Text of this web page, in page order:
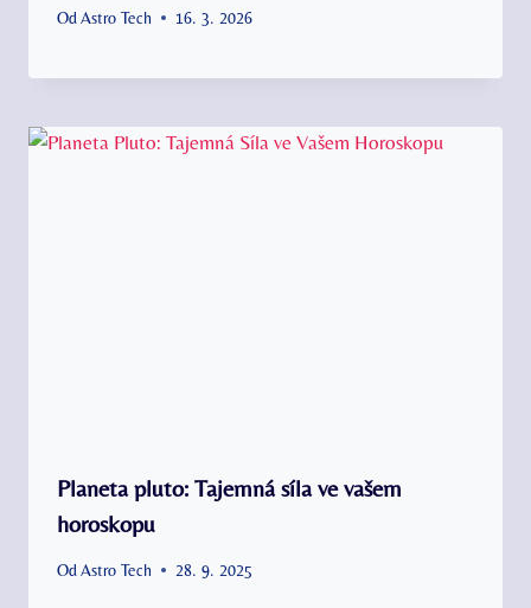
Od Astro Tech 16. 3. 2026
Planeta pluto: Tajemná síla ve vašem
horoskopu
Od Astro Tech 28. 9. 2025